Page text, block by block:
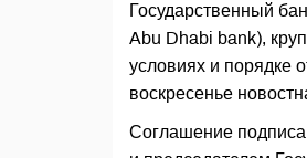
Государственный
Abu Dhabi bank),
условиях и порядке
воскресенье
Соглашение